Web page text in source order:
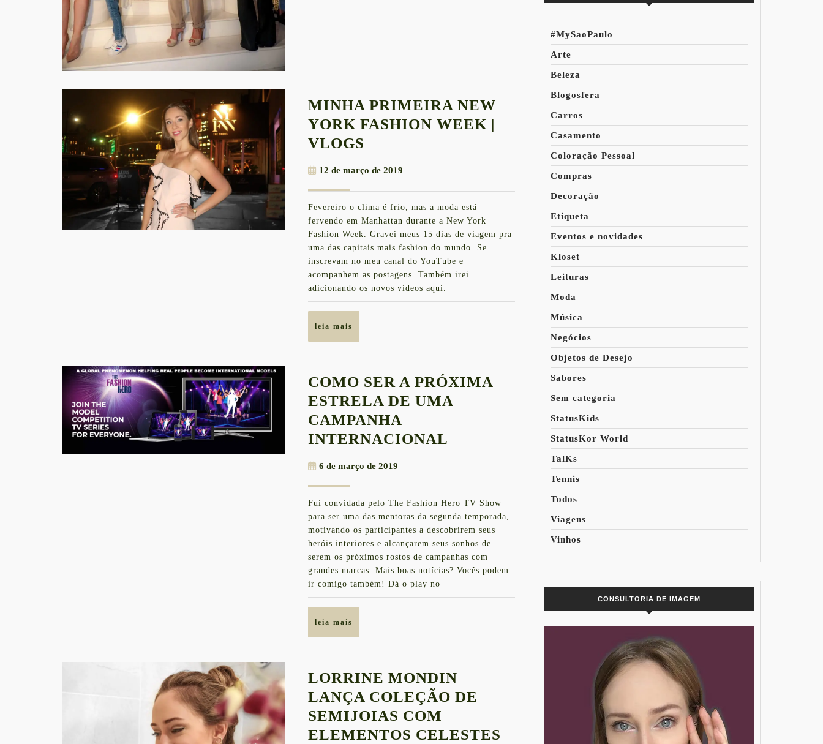
MINHA PRIMEIRA NEW
YORK FASHION WEEK |
VLOGS
NEW
YORK
FASHION
WEEK
|
VLOGS
12 de março de 2019
de
2019
Fevereiro o clima é frio, mas a moda está
fervendo em Manhattan durante a New York
Fashion Week. Gravei meus 15 dias de viagem pra
uma das capitais mais fashion do mundo. Se
inscrevam no meu canal do YouTube e
acompanhem as postagens. Também irei
adicionando os novos vídeos aqui.
leia mais
COMO SER A PRÓXIMA
ESTRELA DE UMA
CAMPANHA
INTERNACIONAL
PRÓXIMA
ESTRELA
DE
UMA
CAMPANHA
INTERNACIONAL
6 de março de 2019
de
2019
Fui convidada pelo The Fashion Hero TV Show
para ser uma das mentoras da segunda temporada,
motivando os participantes a descobrirem seus
heróis interiores e alcançarem seus sonhos de
serem os próximos rostos de campanhas com
grandes marcas. Mais boas notícias? Vocês podem
ir comigo também! Dá o play no
leia mais
LORRINE MONDIN
LANÇA COLEÇÃO DE
SEMIJOIAS COM
ELEMENTOS CELESTES
#MySaoPaulo
Arte
Beleza
Blogosfera
Carros
Casamento
Coloração Pessoal
Compras
Decoração
Etiqueta
Eventos e novidades
Kloset
Leituras
Moda
Música
Negócios
Objetos de Desejo
Sabores
Sem categoria
StatusKids
StatusKor World
TalKs
Tennis
Todos
Viagens
Vinhos
CONSULTORIA DE IMAGEM